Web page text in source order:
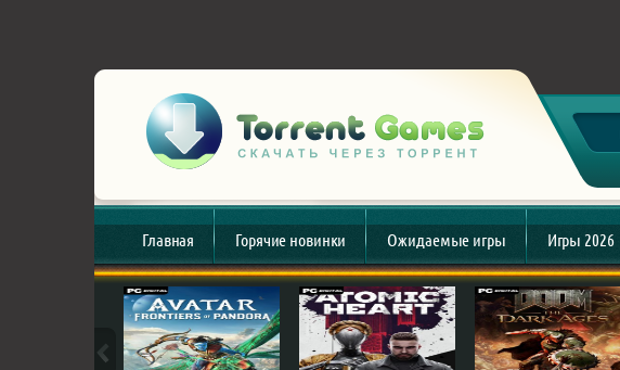
Главная Горячие новинки Ожидаемые игры Игры 2026